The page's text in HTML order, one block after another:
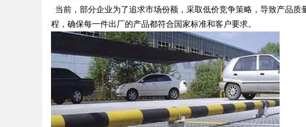
当前，部分企业为了追求市场份额，采取低价竞争策略，导致产品
程，确保每一件出厂的产品都符合国家标准和客户要求。